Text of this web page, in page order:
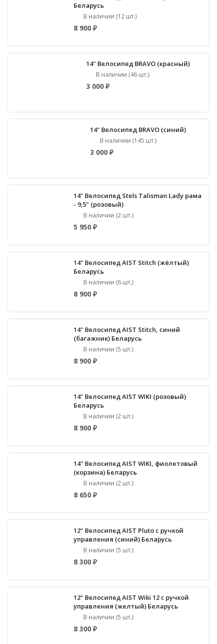
Беларусь
В наличии (12 шт.)
8 900 ₽
14" Велосипед BRAVO (красный)
В наличии (46 шт.)
3 000 ₽
14" Велосипед BRAVO (синий)
В наличии (145 шт.)
3 000 ₽
14" Велосипед Stels Talisman Lady рама
- 9,5" (розовый)
В наличии (2 шт.)
5 950 ₽
14" Велосипед AIST Stitch (жёлтый)
Беларусь
В наличии (6 шт.)
8 900 ₽
14" Велосипед AIST Stitch, синий
(багажник) Беларусь
В наличии (5 шт.)
8 900 ₽
14" Велосипед AIST WIKI (розовый)
Беларусь
В наличии (2 шт.)
8 900 ₽
14" Велосипед AIST WIKI, фиолетовый
(корзина) Беларусь
В наличии (2 шт.)
8 650 ₽
12" Велосипед AIST Pluto c ручкой
управления (синий) Беларусь
В наличии (5 шт.)
8 300 ₽
12" Велосипед AIST Wiki 12 c ручкой
управления (желтый) Беларусь
В наличии (5 шт.)
8 300 ₽